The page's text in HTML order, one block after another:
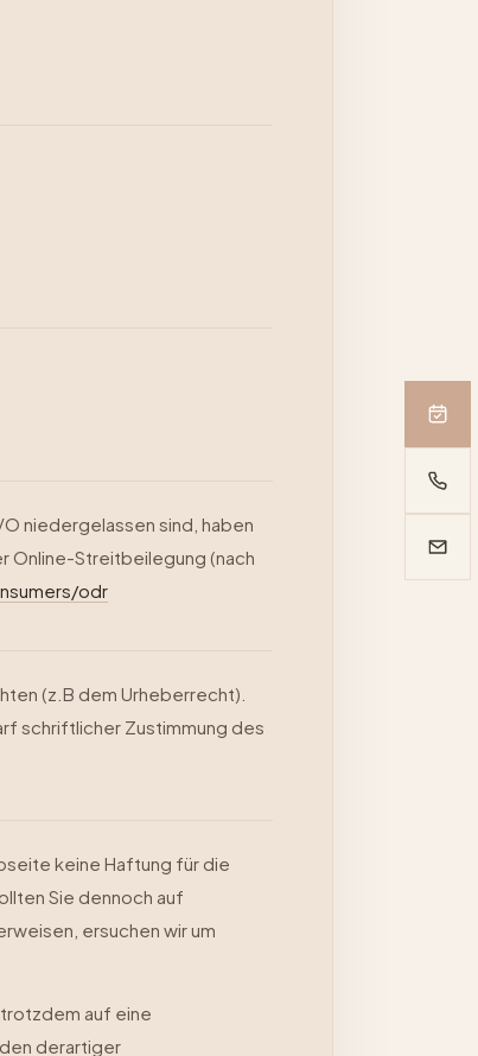
niedergelassen sind, haben
Online-Streitbeilegung (nach
odr
(z.B dem Urheberrecht).
schriftlicher Zustimmung des
keine Haftung für die
Sie dennoch auf
ersuchen wir um
auf eine
derartiger